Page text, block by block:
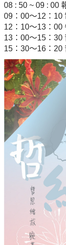
08 : 50 ~ 09 : 00
09：00～12：10
12：10～13：00
13：00～15：30
15：30～16：20